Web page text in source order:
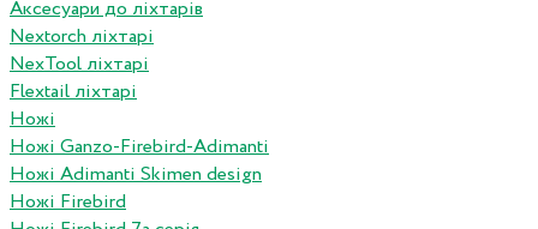
Аксесуари до ліхтарів
Nextorch ліхтарі
NexTool ліхтарі
Flextail ліхтарі
Ножі
Ножі Ganzo-Firebird-Adimanti
Ножі Adimanti Skimen design
Ножі Firebird